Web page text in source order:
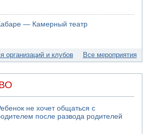
нападения хуситов и
погиб велосипедист
сообщает о нападении хуситов
— Камерный театр
организаций и клубов Все мероприятия
не хочет общаться с
после развода родителей